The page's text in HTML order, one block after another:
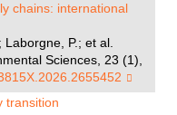
chains: international
P.; et al.
Sciences, 23 (1),
transition